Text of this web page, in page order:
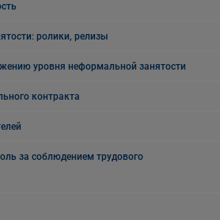
ролики, релизы
уровня неформальной занятости
контракта
за соблюдением трудового